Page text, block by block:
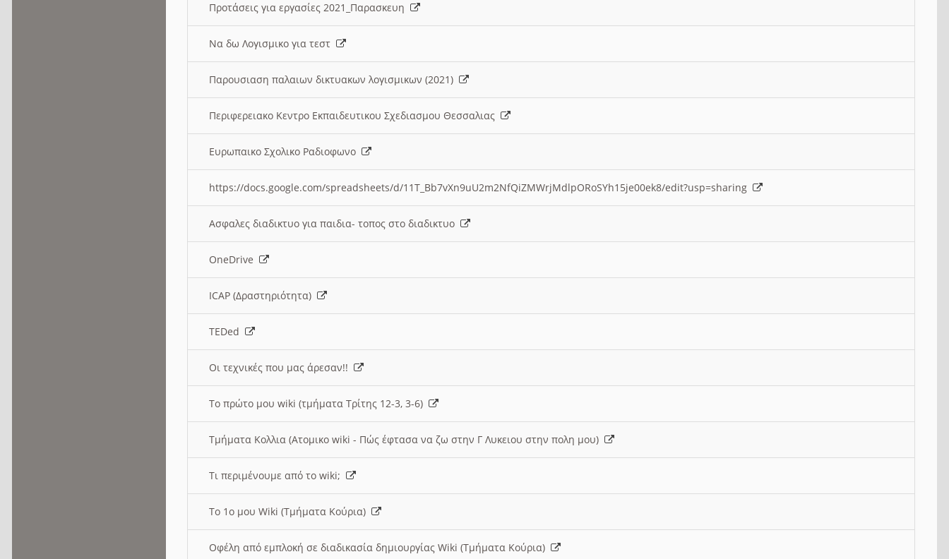
Προτάσεις για εργασίες 2021_Παρασκευη
Να δω Λογισμικο για τεστ
Παρουσιαση παλαιων δικτυακων λογισμικων (2021)
Περιφερειακο Κεντρο Εκπαιδευτικου Σχεδιασμου Θεσσαλιας
Ευρωπαικο Σχολικο Ραδιοφωνο
https://docs.google.com/spreadsheets/d/11T_Bb7vXn9uU2m2NfQiZMWrjMdlpORoSYh15je00ek8/edit?usp=sharing
Ασφαλες διαδικτυο για παιδια- τοπος στο διαδικτυο
OneDrive
ICAP (Δραστηριότητα)
TEDed
Οι τεχνικές που μας άρεσαν!!
Το πρώτο μου wiki (τμήματα Τρίτης 12-3, 3-6)
Τμήματα Κολλια (Ατομικο wiki - Πώς έφτασα να ζω στην Γ Λυκειου στην πολη μου)
Τι περιμένουμε από το wiki;
Το 1ο μου Wiki (Τμήματα Κούρια)
Οφέλη από εμπλοκή σε διαδικασία δημιουργίας Wiki (Τμήματα Κούρια)